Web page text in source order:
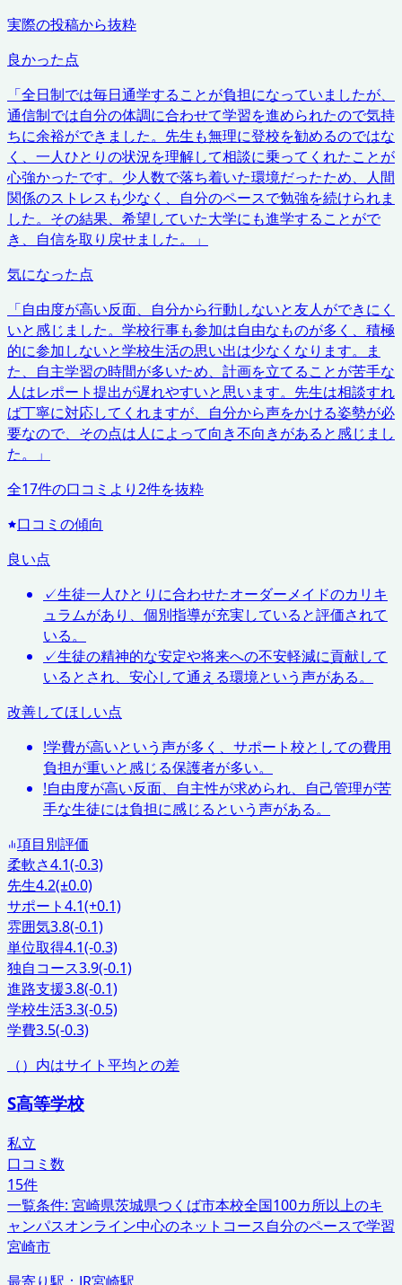
実際の投稿から抜粋
良かった点
「全日制では毎日通学することが負担になっていましたが、
通信制では自分の体調に合わせて学習を進められたので気持
ちに余裕ができました。先生も無理に登校を勧めるのではな
く、一人ひとりの状況を理解して相談に乗ってくれたことが
心強かったです。少人数で落ち着いた環境だったため、人間
関係のストレスも少なく、自分のペースで勉強を続けられま
した。その結果、希望していた大学にも進学することがで
き、自信を取り戻せました。
」
気になった点
「自由度が高い反面、自分から行動しないと友人ができにく
いと感じました。学校行事も参加は自由なものが多く、積極
的に参加しないと学校生活の思い出は少なくなります。ま
た、自主学習の時間が多いため、計画を立てることが苦手な
人はレポート提出が遅れやすいと思います。先生は相談すれ
ば丁寧に対応してくれますが、自分から声をかける姿勢が必
要なので、その点は人によって向き不向きがあると感じまし
た。
」
全17件の口コミより2件を抜粋
口コミの傾向
良い点
✓生徒一人ひとりに合わせたオーダーメイドのカリキ
ュラムがあり、個別指導が充実していると評価されて
いる。
✓生徒の精神的な安定や将来への不安軽減に貢献して
いるとされ、安心して通える環境という声がある。
改善してほしい点
!学費が高いという声が多く、サポート校としての費用
負担が重いと感じる保護者が多い。
!自由度が高い反面、自主性が求められ、自己管理が苦
手な生徒には負担に感じるという声がある。
項目別評価
柔軟さ4.1(-0.3)
先生4.2(±0.0)
サポート4.1(+0.1)
雰囲気3.8(-0.1)
単位取得4.1(-0.3)
独自コース3.9(-0.1)
進路支援3.8(-0.1)
学校生活3.3(-0.5)
学費3.5(-0.3)
（）内はサイト平均との差
S高等学校
私立
口コミ数
15件
一覧条件: 宮崎県茨城県つくば市本校全国100カ所以上のキ
ャンパスオンライン中心のネットコース自分のペースで学習
宮崎市